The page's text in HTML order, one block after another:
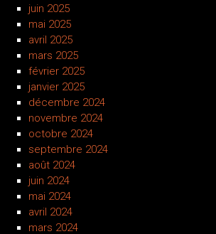
juin 2025
mai 2025
avril 2025
mars 2025
février 2025
janvier 2025
décembre 2024
novembre 2024
octobre 2024
septembre 2024
août 2024
juin 2024
mai 2024
avril 2024
mars 2024